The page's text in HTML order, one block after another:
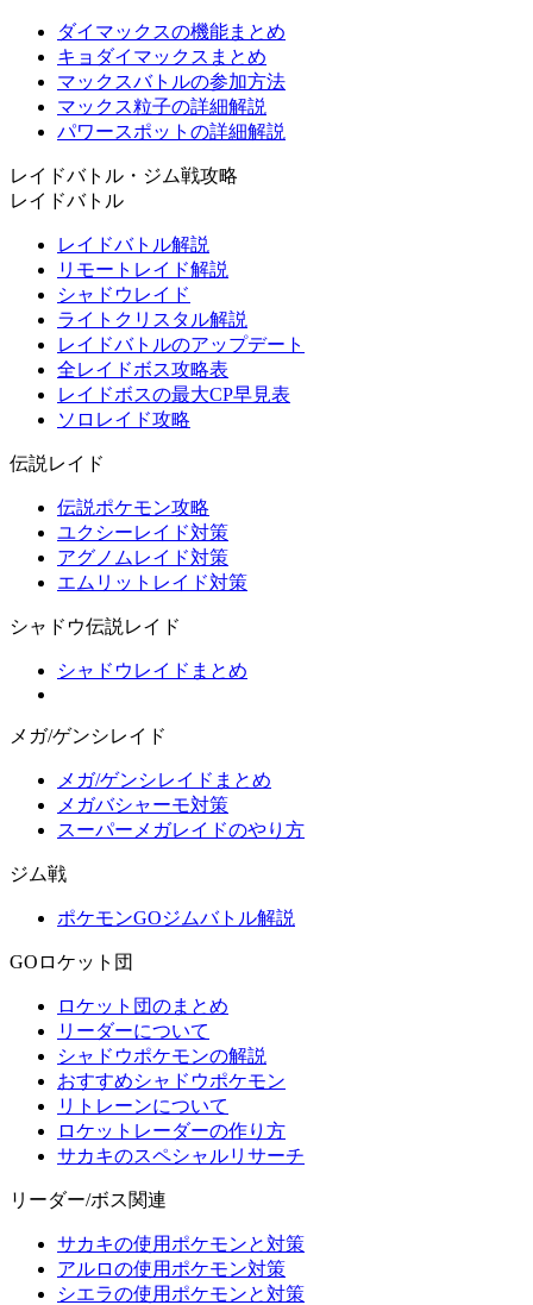
ダイマックスの機能まとめ
キョダイマックスまとめ
マックスバトルの参加方法
マックス粒子の詳細解説
パワースポットの詳細解説
レイドバトル・ジム戦攻略
レイドバトル
レイドバトル解説
リモートレイド解説
シャドウレイド
ライトクリスタル解説
レイドバトルのアップデート
全レイドボス攻略表
レイドボスの最大CP早見表
ソロレイド攻略
伝説レイド
伝説ポケモン攻略
ユクシーレイド対策
アグノムレイド対策
エムリットレイド対策
シャドウ伝説レイド
シャドウレイドまとめ
メガ/ゲンシレイド
メガ/ゲンシレイドまとめ
メガバシャーモ対策
スーパーメガレイドのやり方
ジム戦
ポケモンGOジムバトル解説
GOロケット団
ロケット団のまとめ
リーダーについて
シャドウポケモンの解説
おすすめシャドウポケモン
リトレーンについて
ロケットレーダーの作り方
サカキのスペシャルリサーチ
リーダー/ボス関連
サカキの使用ポケモンと対策
アルロの使用ポケモン対策
シエラの使用ポケモンと対策